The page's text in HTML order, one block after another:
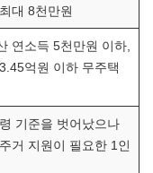
대 8천만원
연소득 5천만원 이하,
억원 이하 무주택
기준을 벗어났으나
거 지원이 필요한 1인